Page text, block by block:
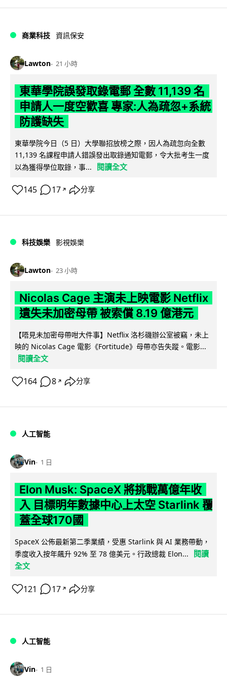
商業科技 資訊保安
Lawton 21 小時
東華學院誤發取錄電郵 全數 11,139 名
申請人一度空歡喜 專家:人為疏忽+系統
防護缺失
東華學院今日（5 日）大學聯招放榜之際，因人為疏忽向全數
11,139 名課程申請人錯誤發出取錄通知電郵，令大批考生一度
以為獲得學位取錄，事...
閱讀全文
145 17 ↗ 分享
科技娛樂 影視娛樂
Lawton 23 小時
Nicolas Cage 主演未上映電影 Netflix
遺失未加密母帶 被索償 8.19 億港元
【唔見未加密母帶咁大件事】Netflix 洛杉磯辦公室被竊，未上
映的 Nicolas Cage 電影《Fortitude》母帶亦告失蹤。電影...
閱讀全文
164 8 ↗ 分享
人工智能
Vin 1 日
Elon Musk: SpaceX 將挑戰萬億年收
入 目標明年數據中心上太空 Starlink 覆
蓋全球170國
SpaceX 公佈最新第二季業績，受惠 Starlink 與 AI 業務帶動，
季度收入按年飆升 92% 至 78 億美元。行政總裁 Elon...
閱讀
全文
121 17 ↗ 分享
人工智能
Vin 1 日